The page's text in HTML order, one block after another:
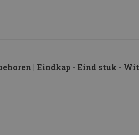
| Eindkap - Eind stuk - Wit